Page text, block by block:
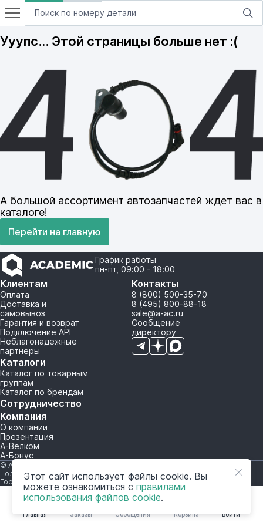
Главная Войти
Заказы Сообщения Корзина
Ууупс… Этой страницы больше нет :(
А большой ассортимент автозапчастей ждет вас в
каталоге!
Перейти на главную
График работы
пн-пт, 09:00 - 18:00
Клиентам
Оплата
Доставка и
самовывоз
Гарантия и возврат
Подключение API
Неблагонадежные
партнеры
Каталоги
Каталог по товарным
группам
Каталог по брендам
Сотрудничество
Компания
О компании
Презентация
А-Велком
А-Бонус
Контакты
8 (800) 500-35-70
8 (495) 800-88-18
sale@a-ac.ru
Сообщение
директору
© A-AC.RU 2015-2026. Все права защищены.
Политика обработки персональных данных
Горячая линия корпоративного регулирования и контроля
Этот сайт использует файлы cookie. Вы
можете ознакомиться с правилами
использования файлов cookie.